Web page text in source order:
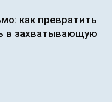
как превратить
в захватывающую